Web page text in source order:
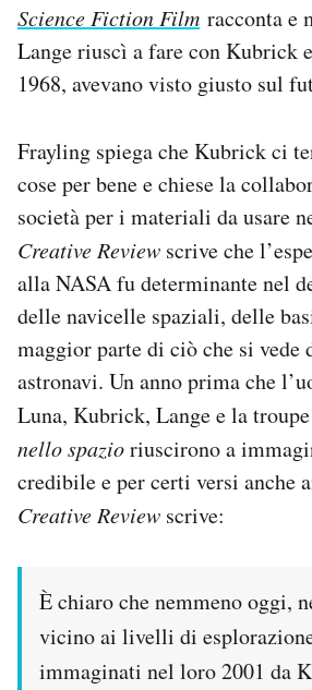
Science Fiction Film racconta e
Lange riuscì a fare con Kubrick
1968, avevano visto giusto sul
Frayling spiega che Kubrick ci
cose per bene e chiese la
società per i materiali da usare
Creative Review scrive che
alla NASA fu determinante nel
delle navicelle spaziali, delle
maggior parte di ciò che si vede
astronavi. Un anno prima che
Luna, Kubrick, Lange e la
nello spazioriuscirono a
credibile e per certi versi anche
Creative Review scrive:
È chiaro che nemmeno oggi,
vicino ai livelli di
immaginati nel loro 2001 da